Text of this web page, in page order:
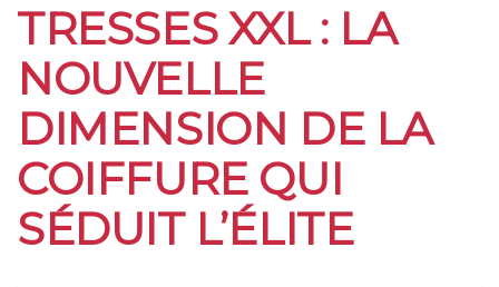
TRESSES XXL : LA
NOUVELLE
DIMENSION DE LA
COIFFURE QUI
SÉDUIT L’ÉLITE